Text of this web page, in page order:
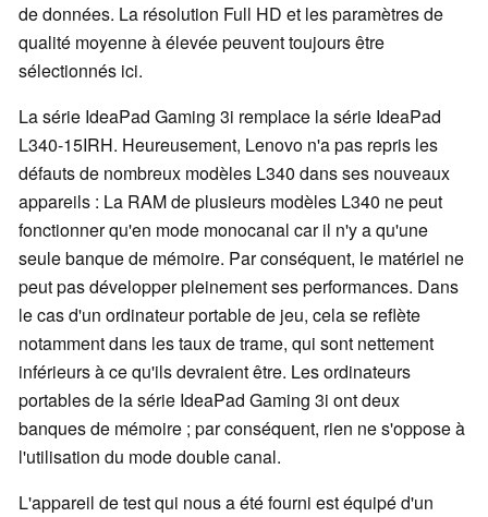
de données. La résolution Full HD et les paramètres de
qualité moyenne à élevée peuvent toujours être
sélectionnés ici.
La série IdeaPad Gaming 3i remplace la série IdeaPad
L340-15IRH. Heureusement, Lenovo n'a pas repris les
défauts de nombreux modèles L340 dans ses nouveaux
appareils : La RAM de plusieurs modèles L340 ne peut
fonctionner qu'en mode monocanal car il n'y a qu'une
seule banque de mémoire. Par conséquent, le matériel ne
peut pas développer pleinement ses performances. Dans
le cas d'un ordinateur portable de jeu, cela se reflète
notamment dans les taux de trame, qui sont nettement
inférieurs à ce qu'ils devraient être. Les ordinateurs
portables de la série IdeaPad Gaming 3i ont deux
banques de mémoire ; par conséquent, rien ne s'oppose à
l'utilisation du mode double canal.
L'appareil de test qui nous a été fourni est équipé d'un